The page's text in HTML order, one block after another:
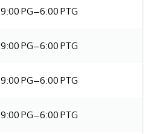
9:00 PG–6:00 PTG
9:00 PG–6:00 PTG
9:00 PG–6:00 PTG
9:00 PG–6:00 PTG